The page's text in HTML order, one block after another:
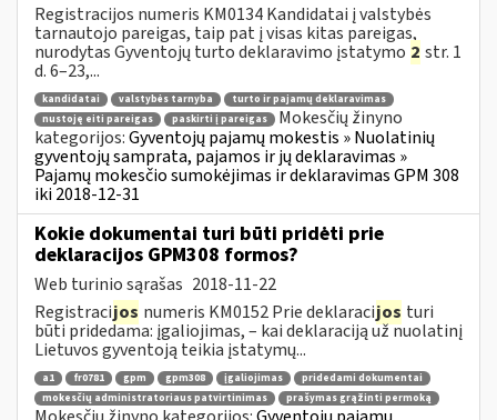
Registracijos numeris KM0134 Kandidatai į valstybės
tarnautojo pareigas, taip pat į visas kitas pareigas,
nurodytas Gyventojų turto deklaravimo įstatymo 2 str. 1
d. 6–23,...
kandidatai valstybės tarnyba
turto ir pajamų deklaravimas
nustoję eiti pareigas
paskirti į pareigas
Mokesčių žinyno
kategorijos:Gyventojų pajamų mokestis » Nuolatinių
gyventojų samprata, pajamos ir jų deklaravimas »
Pajamų mokesčio sumokėjimas ir deklaravimas GPM 308
iki 2018-12-31
Kokie dokumentai turi būti pridėti prie
deklaracijos GPM308 formos?
Web turinio sąrašas 2018-11-22
Registracijos numeris KM0152 Prie deklaracijos turi
būti pridedama: įgaliojimas, – kai deklaraciją už nuolatinį
Lietuvos gyventoją teikia įstatymų...
a1 fr0781 gpm gpm308 įgaliojimas
pridedami dokumentai
mokesčių administratoriaus patvirtinimas
prašymas grąžinti permoką